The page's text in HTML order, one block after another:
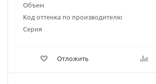
Объем
Код оттенка по производителю
Серия
Отложить